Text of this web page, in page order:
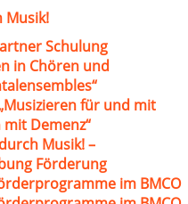
Musik!
Schulung
in Chören und
für und mit
Demenz“
Musik! –
Förderung
im BMCO